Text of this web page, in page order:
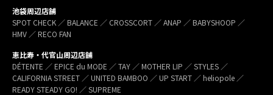
池袋周辺店舗
SPOT CHECK ／ BALANCE ／ CROSSCORT ／ ANAP ／ BABYSHOOP ／
HMV ／ RECO FAN
恵比寿・代官山周辺店舗
DÉTENTE ／ EPICE du MODE ／ TAY ／ MOTHER LIP ／ STYLES ／
CALIFORNIA STREET ／ UNITED BAMBOO ／ UP START ／ heliopole ／
READY STEADY GO! ／ SUPREME